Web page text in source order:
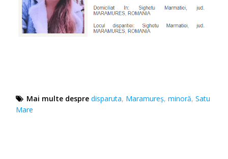
Mai multe despre disparuta, Maramureş,minoră,Satu
Mare